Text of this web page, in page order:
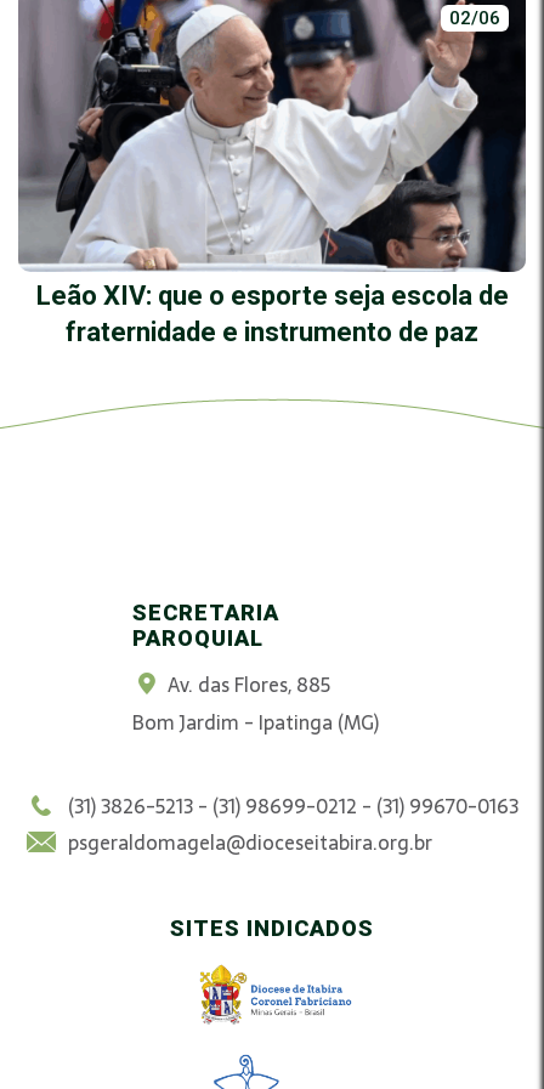
02/06
Leão XIV: que o esporte seja escola de
fraternidade e instrumento de paz
SECRETARIA
PAROQUIAL
Av. das Flores, 885
Bom Jardim - Ipatinga (MG)
(31) 3826-5213 - (31) 98699-0212 - (31) 99670-0163
psgeraldomagela@dioceseitabira.org.br
SITES INDICADOS